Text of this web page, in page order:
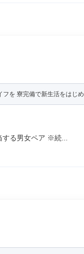
を 寮完備で新生活をはじ
る男女ペア ※続...